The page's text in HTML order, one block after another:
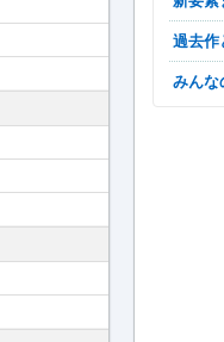
過去
みん